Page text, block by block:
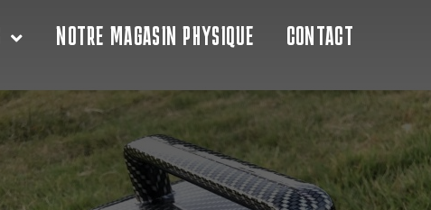
NOTRE MAGASIN PHYSIQUE CONTACT